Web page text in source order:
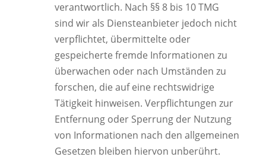
verantwortlich. Nach §§ 8 bis 10 TMG
sind wir als Diensteanbieter jedoch nicht
verpflichtet, übermittelte oder
gespeicherte fremde Informationen zu
überwachen oder nach Umständen zu
forschen, die auf eine rechtswidrige
Tätigkeit hinweisen. Verpflichtungen zur
Entfernung oder Sperrung der Nutzung
von Informationen nach den allgemeinen
Gesetzen bleiben hiervon unberührt.